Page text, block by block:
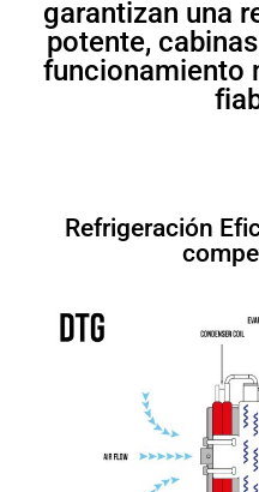
garantizan una
potente,
funcionamiento
Refrigeración